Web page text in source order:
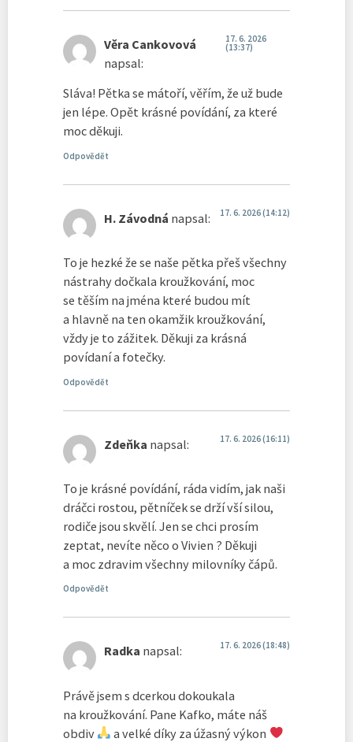
Věra Cankovová
napsal:
17. 6. 2026
(13:37)
Sláva! Pětka se mátoří, věřím, že už bude
jen lépe. Opět krásné povídání, za které
moc děkuji.
Odpovědět
H. Závodná napsal: 17. 6. 2026 (14:12)
To je hezké že se naše pětka přeš všechny
nástrahy dočkala kroužkování, moc
se těším na jména které budou mít
a hlavně na ten okamžik kroužkování,
vždy je to zážitek. Děkuji za krásná
povídaní a fotečky.
Odpovědět
Zdeňka napsal: 17. 6. 2026 (16:11)
To je krásné povídání, ráda vidím, jak naši
dráčci rostou, pětníček se drží vší silou,
rodiče jsou skvělí. Jen se chci prosím
zeptat, nevíte něco o Vivien ? Děkuji
a moc zdravim všechny milovníky čápů.
Odpovědět
Radka napsal: 17. 6. 2026 (18:48)
Právě jsem s dcerkou dokoukala
na kroužkování. Pane Kafko, máte náš
obdiv
a velké díky za úžasný výkon